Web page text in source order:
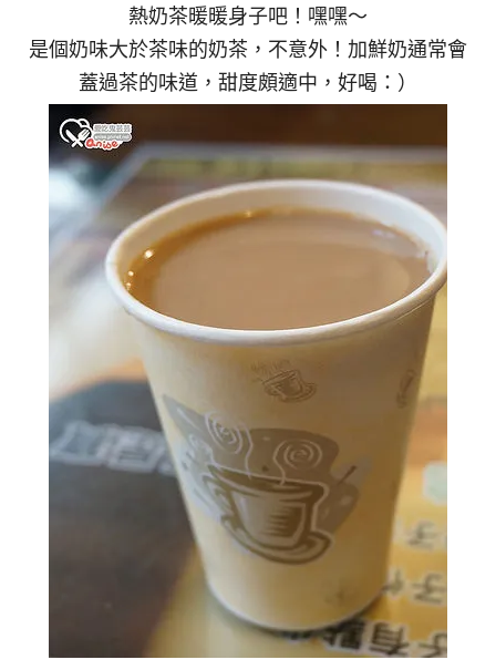
熱奶茶暖暖身子吧！嘿嘿～
是個奶味大於茶味的奶茶，不意外！加鮮奶通常會
蓋過茶的味道，甜度頗適中，好喝：）